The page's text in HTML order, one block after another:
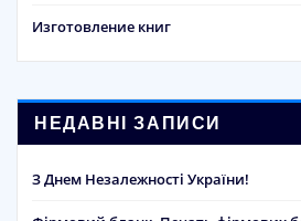
Изготовление книг
НЕДАВНІ ЗАПИСИ
З Днем Незалежності України!